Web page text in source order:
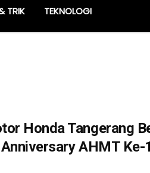
TRIK TEKNOLOGI
Honda Tangerang
AHMT Ke-